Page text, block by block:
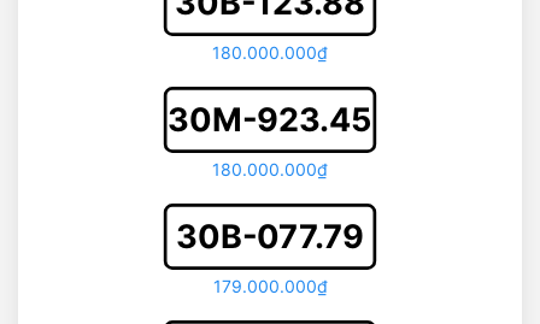
180.000.000₫
30M-923.45
180.000.000₫
30B-077.79
179.000.000₫